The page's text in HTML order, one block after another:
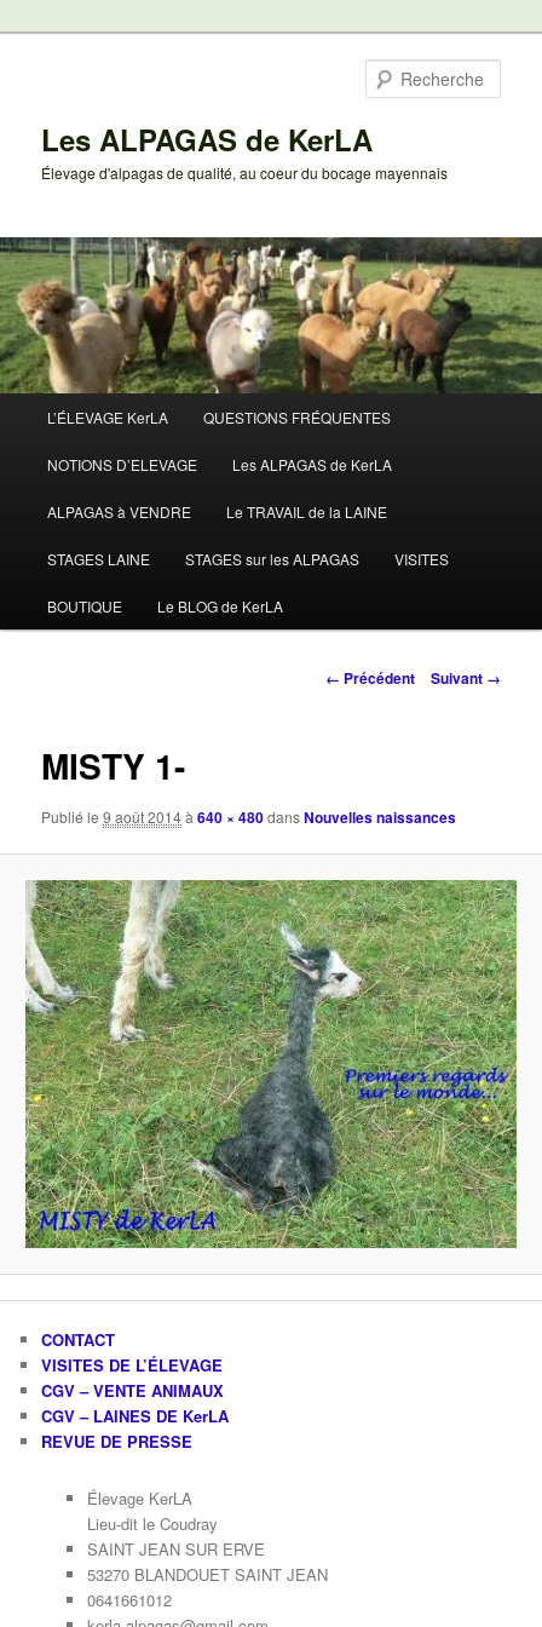
Les ALPAGAS de KerLA
Élevage d'alpagas de qualité, au coeur du bocage mayennais
principal
L’ÉLEVAGE KerLA QUESTIONS FRÉQUENTES
NOTIONS D’ELEVAGE Les ALPAGAS de KerLA
ALPAGAS à VENDRE Le TRAVAIL de la LAINE
STAGES LAINE STAGES sur les ALPAGAS VISITES
BOUTIQUE Le BLOG de KerLA
Navigation
← Précédent Suivant →
MISTY 1-
Publié le9 août 2014à640 × 480dansNouvelles naissances
CONTACT
VISITES DE L’ÉLEVAGE
CGV – VENTE ANIMAUX
CGV – LAINES DE KerLA
REVUE DE PRESSE
Élevage KerLA
Lieu-dit le Coudray
SAINT JEAN SUR ERVE
53270 BLANDOUET SAINT JEAN
0641661012